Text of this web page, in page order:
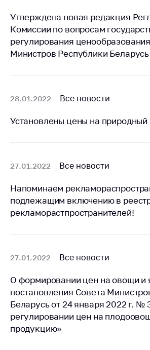
Контакты
Адрес и режим
работы
Приемная
Пресс-служба
Вышестоящий
Важное на сайте
цен
Ценообразование
на лекарственные
медицинскую
Решение Комиссии
по установлению
факта нарушения
(отсутствия)
нарушения
Утверждена новая редакция
Комиссии по вопросам
регулирования
Министров Республики Беларусь
28.01.2022 Все новости
Установлены цены на природный
27.01.2022 Все новости
Напоминаем
подлежащим включению в
рекламорастпространителей!
27.01.2022 Все новости
О формировании цен на овощи и
постановления Совета
Беларусь от 24 января 2022 г. №
регулировании цен на
продукцию»